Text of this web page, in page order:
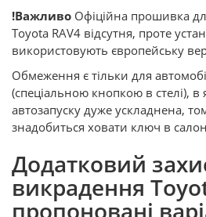
!Важливо Офіційна прошивка
Toyota RAV4 відсутня, проте
використовують європейську
Обмеження є тільки для
(спеціальною кнопкою в стелі), в
автозапуску дуже ускладнена,
знадобиться ховати ключ в
Додатковий
викрадення
пропоновані